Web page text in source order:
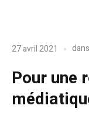
27 avril 2021 dans
Pour une